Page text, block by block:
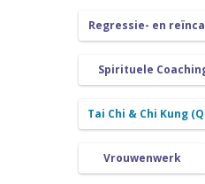
Regressie- en
Spirituele
Tai Chi & Chi Kung
Vrouwenwerk